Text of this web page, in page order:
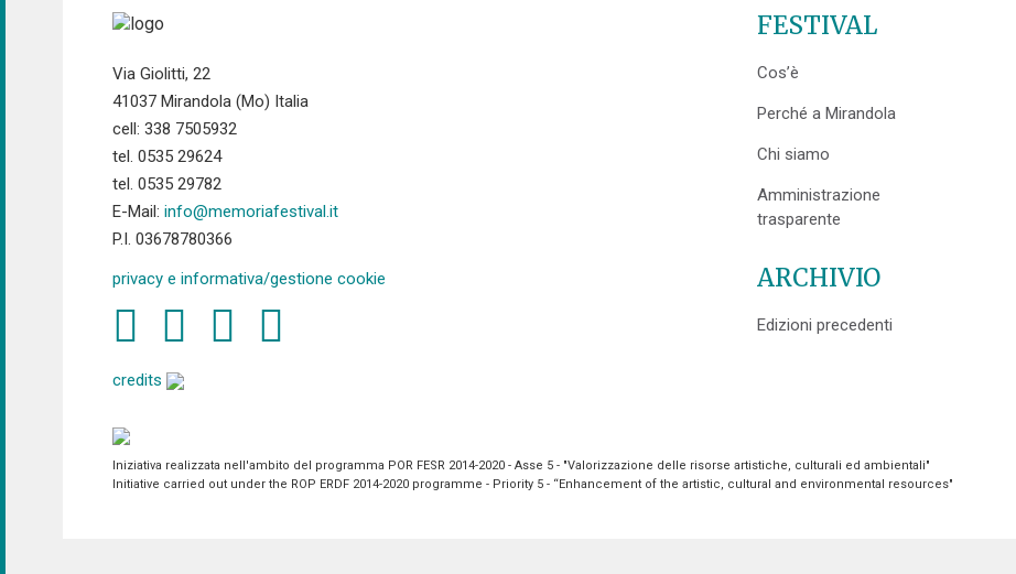
Via Giolitti, 22
41037 Mirandola (Mo) Italia
cell: 338 7505932
tel. 0535 29624
tel. 0535 29782
E-Mail: info@memoriafestival.it
P.I. 03678780366
privacy e informativa/gestione cookie
credits
FESTIVAL
Cos’è
Perché a Mirandola
Chi siamo
Amministrazione
trasparente
ARCHIVIO
Edizioni precedenti
Iniziativa realizzata nell'ambito del programma POR FESR 2014-2020 - Asse 5 - "Valorizzazione delle risorse artistiche, culturali ed ambientali"
Initiative carried out under the ROP ERDF 2014-2020 programme - Priority 5 - “Enhancement of the artistic, cultural and environmental resources"